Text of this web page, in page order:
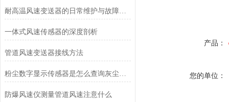
耐高温风速变送器的日常维护与故障排查指南
一体式风速传感器的深度剖析
管道风速变送器接线方法
粉尘数字显示传感器是怎么查询灰尘反射强度的？
防爆风速仪测量管道风速注意什么
产品：
您的单位：